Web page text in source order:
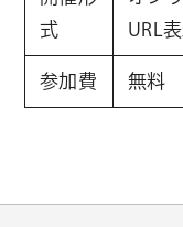
式
URL
参加費 無料